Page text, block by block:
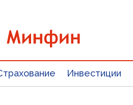
Инвестиции